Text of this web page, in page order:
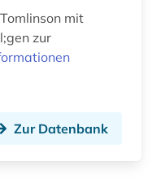
mit
zur
Zur Datenbank